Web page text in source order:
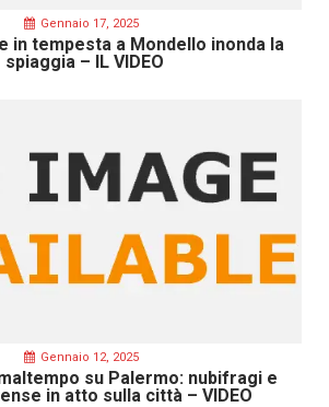
Gennaio 17, 2025
in tempesta a Mondello inonda la
spiaggia – IL VIDEO
Gennaio 12, 2025
su Palermo: nubifragi e
in atto sulla città – VIDEO